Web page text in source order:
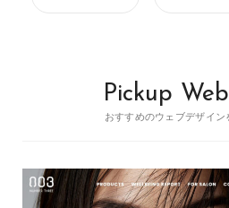
Pickup
おすすめのウェブデザイン